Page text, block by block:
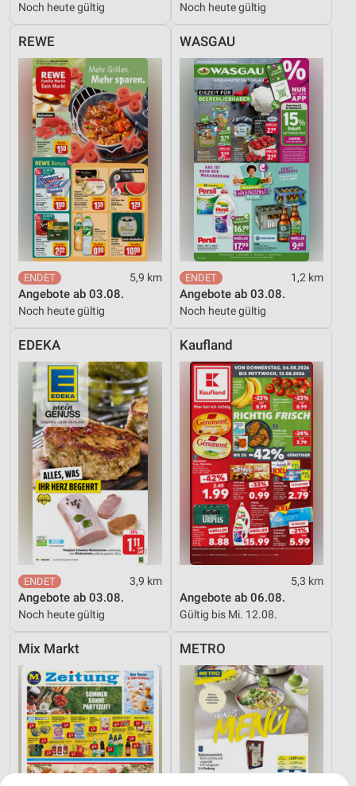
Noch heute gültig Noch heute gültig
REWE
5,9 km
Angebote ab 03.08.
Noch heute gültig
WASGAU
1,2 km
Angebote ab 03.08.
Noch heute gültig
EDEKA
3,9 km
Angebote ab 03.08.
Noch heute gültig
Kaufland
5,3 km
Angebote ab 06.08.
Gültig bis Mi. 12.08.
Mix Markt METRO